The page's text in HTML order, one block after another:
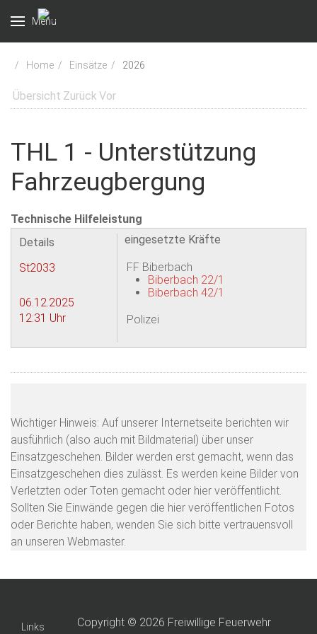
Menu
Home Einsätze 2026
Übersicht Zurück Vor
THL 1 - Unterstützung
Fahrzeugbergung
Technische Hilfeleistung
Details
St2033
06.12.2025
12:31 Uhr
eingesetzte Kräfte
FF Biberbach
Biberbach 22/1
Biberbach 42/1
Polizei
Wichtiger Hinweis: Auf unserer Internetseite berichten wir
ausführlich (also auch mit Bildmaterial) über unser
Einsatzgeschehen. Bilder werden erst gemacht, wenn das
Einsatzgeschehen dies zulässt. Es werden keine Bilder von
Verletzten oder Toten gemacht oder hier veröffentlicht.
Sollten Sie Einwände gegen die hier veröffentlichen Fotos
oder Berichte haben, wenden Sie sich bitte vertrauensvoll
an unseren Webmaster.
Links
Copyright © 2026 Freiwillige Feuerwehr